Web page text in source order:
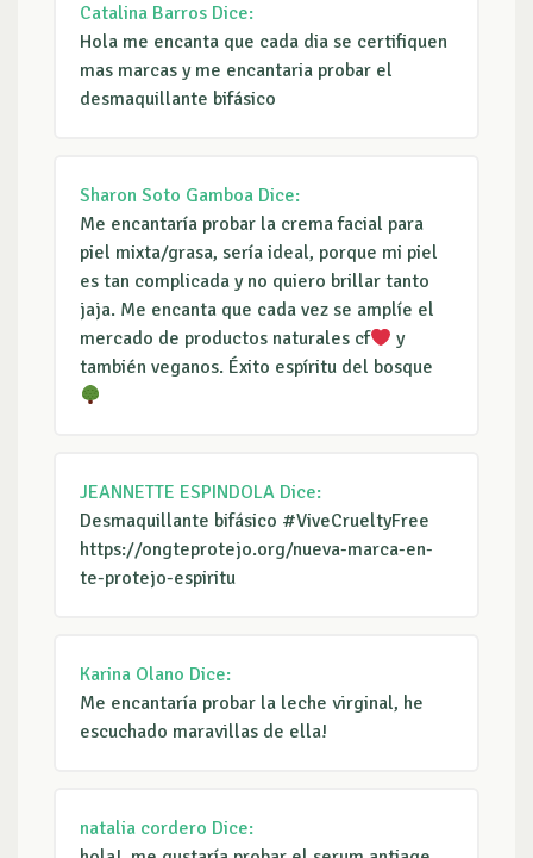
Catalina Barros Dice:
Hola me encanta que cada dia se certifiquen
mas marcas y me encantaria probar el
desmaquillante bifásico
Sharon Soto Gamboa Dice:
Me encantaría probar la crema facial para
piel mixta/grasa, sería ideal, porque mi piel
es tan complicada y no quiero brillar tanto
jaja. Me encanta que cada vez se amplíe el
mercado de productos naturales cf
y
también veganos. Éxito espíritu del bosque
JEANNETTE ESPINDOLA Dice:
Desmaquillante bifásico #ViveCrueltyFree
https://ongteprotejo.org/nueva-marca-en-
te-protejo-espiritu
Karina Olano Dice:
Me encantaría probar la leche virginal, he
escuchado maravillas de ella!
natalia cordero Dice: